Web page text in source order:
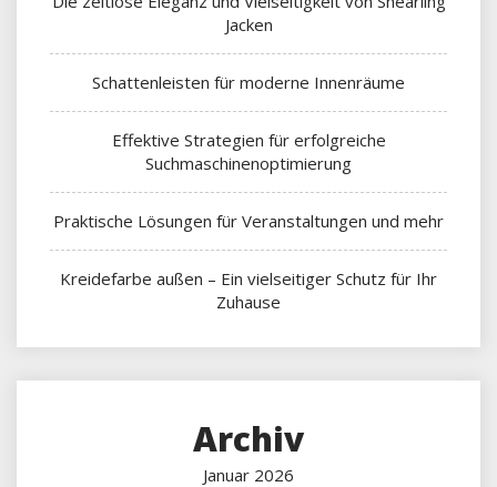
Jacken
Schattenleisten für moderne Innenräume
Effektive Strategien für erfolgreiche
Suchmaschinenoptimierung
Praktische Lösungen für Veranstaltungen und mehr
Kreidefarbe außen – Ein vielseitiger Schutz für Ihr
Zuhause
Archiv
Januar 2026